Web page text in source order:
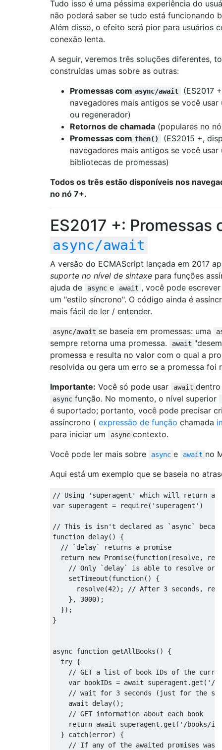
Tudo isso é uma péssima experiência do
não poderá saber se tudo está funcionando
Além disso, o efeito será pior para usuários
conexão lenta.
A seguir, veremos três soluções diferentes,
construídas umas sobre as outras:
Promessas com async/await
(ES2017
navegadores mais antigos se você usar
ou regenerador)
Retornos de chamada (populares no
Promessas com then()
(ES2015 +,
navegadores mais antigos se você usar
bibliotecas de promessas)
Todos os três estão disponíveis nos
no nó 7+.
ES2017 +: Promessas
async/await
A versão do ECMAScript lançada em 2017
suporte no nível de sintaxe para funções
ajuda de
async e await , você pode
um "estilo síncrono". O código ainda é
mais fácil de ler / entender.
async/await se baseia em promessas: uma
sempre retorna uma promessa. await
promessa e resulta no valor com o qual a
resolvida ou gera um erro se a promessa foi
Importante: Você só pode usar await
async função. No momento, o nível superior
é suportado; portanto, você pode precisar
assíncrono ( expressão de função chamada
para iniciar um
async contexto.
Você pode ler mais sobre
async e await no
Aqui está um exemplo que se baseia no
// Using 'superagent' which will return a
var superagent = require( 'superagent' )
// This is isn't declared as `async`
function delay()
{
// `delay` returns a promise
return new Promise(function( resolve,
// Only `delay` is able to resolve or
    setTimeout
(function()
{
      resolve
(42);
// After 3 seconds,
},
3000);
});
}
async function getAllBooks ()
{
try {
// GET a list of book IDs of the
var bookIDs = await superagent . get ( '/
// wait for 3 seconds (just for the
await delay();
// GET information about each book
return await superagent . get ( '/books/
}
catch(error)
{
// If any of the awaited promises